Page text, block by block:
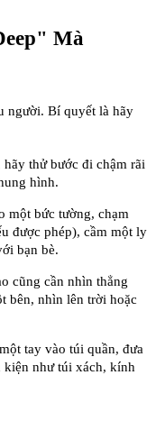
Mà
người. Bí quyết là hãy
thử bước đi chậm rãi
hình.
một bức tường, chạm
được phép), cầm một ly
bạn bè.
cũng cần nhìn thẳng
bên, nhìn lên trời hoặc
tay vào túi quần, đưa
kiện như túi xách, kính